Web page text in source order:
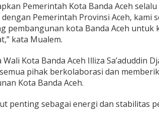
Pemerintah Kota Banda Aceh
Pemerintah Provinsi Aceh, kami
pembangunan kota Banda Aceh untuk
kata Mualem.
Kota Banda Aceh Illiza Sa’aduddin
pihak berkolaborasi dan
Kota Banda Aceh.
penting sebagai energi dan stabilitas